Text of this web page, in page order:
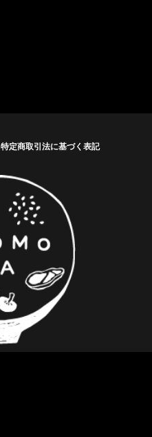
特定商取引法に基づく表記